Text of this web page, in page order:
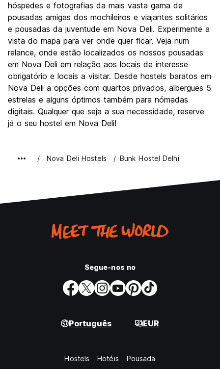
Festas / vida noturna
Custo-beneficio
7.4
hóspedes e fotografias da mais vasta gama de
pousadas amigas dos mochileiros e viajantes solitários
e pousadas da juventude em Nova Deli. Experimente a
vista do mapa para ver onde quer ficar. Veja num
relance, onde estão localizados os nossos pousadas
em Nova Deli em relação aos locais de interesse
obrigatório e locais a visitar. Desde hostels baratos em
Nova Deli a opções com quartos privados, albergues 5
estrelas e alguns óptimos também para nómadas
digitais. Qualquer que seja a sua necessidade, reserve
já o seu hostel em Nova Deli!
Nova Deli Hostels Bunk Hostel Delhi
Segue-nos no
Português EUR
Hostels Hotéis Pousada